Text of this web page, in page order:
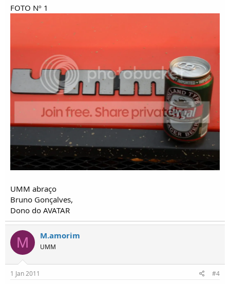
FOTO Nº 1
UMM abraço
Bruno Gonçalves,
Dono do AVATAR
M M.amorim
UMM
1 Jan 2011 #4